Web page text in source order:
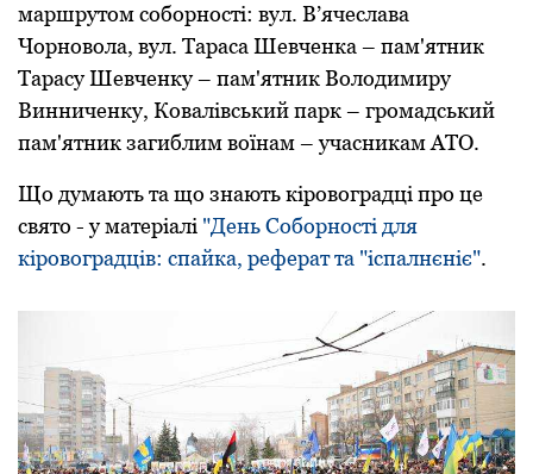
маршрутом соборності: вул. В’ячеслава
Чорновола, вул. Тараса Шевченка – пам'ятник
Тарасу Шевченку – пам'ятник Володимиру
Винниченку, Ковалівський парк – громадський
пам'ятник загиблим воїнам – учасникам АТО.
Що думають та що знають кіровоградці про це
свято - у матеріалі "День Соборності для
кіровоградців: спайка, реферат та "іспалнєніє".